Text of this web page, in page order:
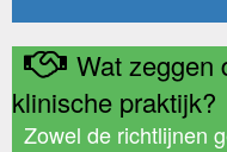
Wat zeggen
klinische praktijk?
Zowel de richtlijnen